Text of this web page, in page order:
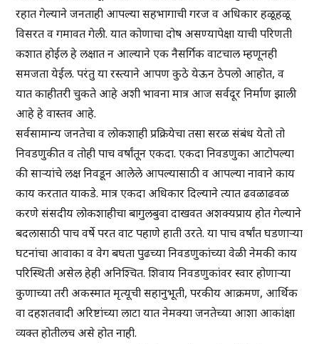
रहात गेल्याने जनताही आपल्या सहभागाची गरज व अधिकार हळूहळू
विसरत व गमावत गेली. यात कोणाचा दोष असण्यापेक्षा याची परिणती
कशात होईल हे लक्षात न आल्याने एक नैसर्गिक वाटचाल म्हणूनही
समजता येईल. परंतु या रस्त्याने आपण कुठे येऊन ठेपलो आहोत, व
यात काहीतरी चुकते आहे अशी भावना मात्र आज सर्वदूर निर्माण झाली
आहे हे वास्तव आहे.
सर्वसामान्य जनतेचा व लोकशाही प्रक्रियेचा तसा सरळ संबंध येतो तो
निवडणुकीत व तोही पाच वर्षांतून एकदा. एकदा निवडणुका आटोपल्या
की साऱ्यांचे लक्ष निवडून आलेले आपल्यासाठी व आपल्या नावाने काय
काय करतात याकडे. मात्र एकदा अधिकार दिल्याने त्यात ढवळाढवळ
करणे संसदीय लोकशाहीचा बागुलबुवा दाखवत अशक्यप्राय होत गेल्याने
बदलासाठी पाच वर्षे परत वाट पहाणे हाती उरते. या पाच वर्षांत घडणाऱ्या
घटनांचा आवाका व वेग बघता पुढच्या निवडणुकांच्या वेळी नेमकी काय
परिस्थिती असेल हेही अनिश्चित. शिवाय निवडणुकांवर स्वार होणाऱ्या
कुणाच्या तरी अकस्मात मृत्यूची सहानुभूती, परकीय आक्रमण, आर्थिक
वा दहशतवादी अरिष्टांच्या लाटा यात नेमक्या जनतेच्या आशा आकांक्षा
व्यक्त होतीलच असे होत नाही.